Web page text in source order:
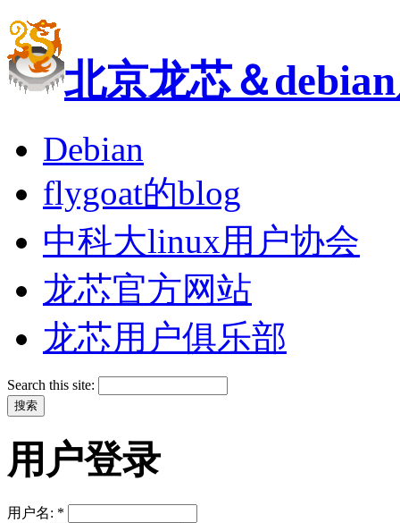
北京龙芯＆
Debian
flygoat的blog
中科大linux用户协会
龙芯官方网站
龙芯用户俱乐部
Search this site:
用户登录
用户名: *